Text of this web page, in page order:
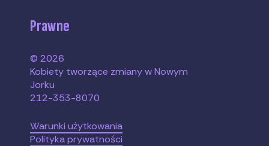
Prawne
© 2026
Kobiety tworzące zmiany w Nowym
Jorku
212-353-8070
Warunki użytkowania
Polityka prywatności